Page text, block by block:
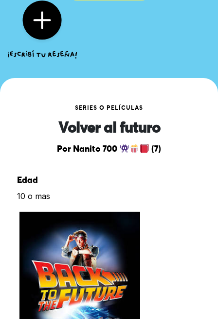
SERIES O PELÍCULAS
Volver al futuro
Por Nanito 700 (7)
Edad
10 o mas